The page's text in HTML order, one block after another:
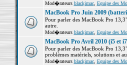
Mod�rateurs blackjmac, Equipe des
MacBook Pro Juin 2009
Pour parler des MacBook Pro
autre.
Mod�rateurs blackjmac, Equipe des
MacBook Pro Avril 2010 (i5 et
Pour parler des MacBook Pro
problèmes matériels, solutions et
Mod�rateurs blackjmac, Equipe des